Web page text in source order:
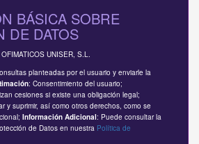
BÁSICA SOBRE
DE DATOS
UNISER, S.L.
planteadas por el usuario y enviarle la
: Consentimiento del usuario;
cesiones si existe una obligación legal;
y suprimir, así como otros derechos, como se
Información Adicional: Puede consultar la
de Datos en nuestra Política de